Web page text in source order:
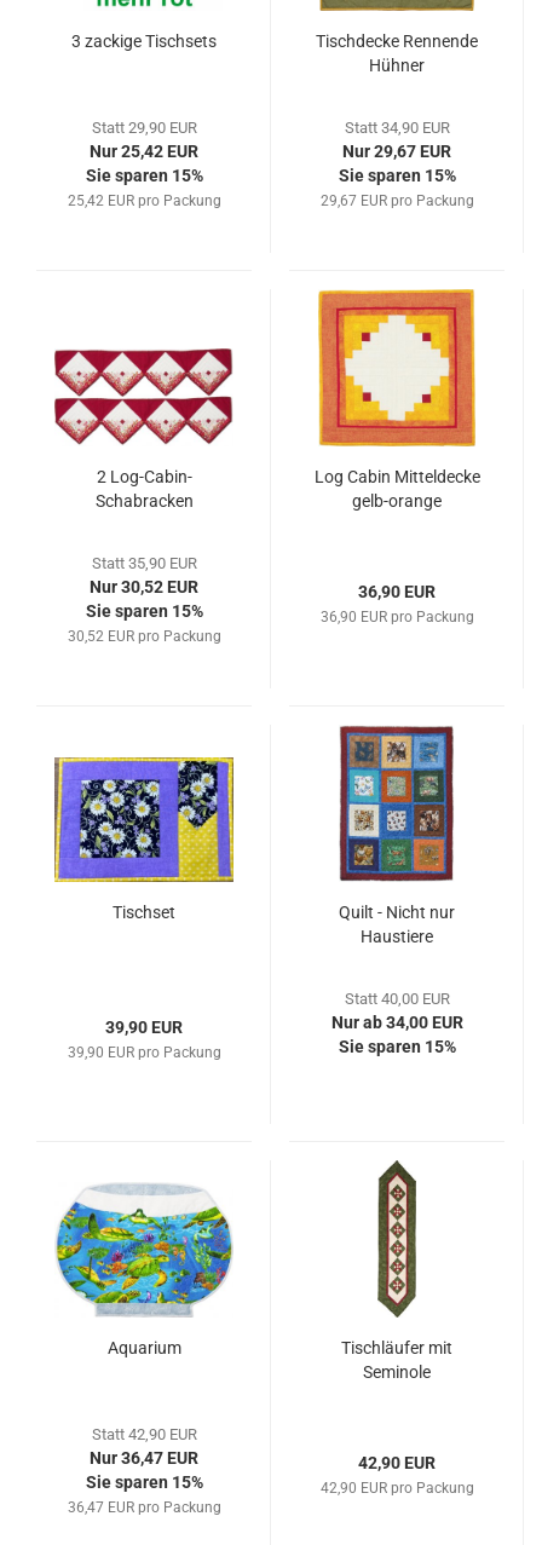
3 zackige Tischsets
Statt 29,90 EUR
Nur 25,42 EUR
Sie sparen 15%
25,42 EUR pro Packung
Tischdecke Rennende
Hühner
Statt 34,90 EUR
Nur 29,67 EUR
Sie sparen 15%
29,67 EUR pro Packung
2 Log-Cabin-
Schabracken
Statt 35,90 EUR
Nur 30,52 EUR
Sie sparen 15%
30,52 EUR pro Packung
Log Cabin Mitteldecke
gelb-orange
36,90 EUR
36,90 EUR pro Packung
Tischset
39,90 EUR
39,90 EUR pro Packung
Quilt - Nicht nur
Haustiere
Statt 40,00 EUR
Nur ab 34,00 EUR
Sie sparen 15%
Aquarium
Statt 42,90 EUR
Nur 36,47 EUR
Sie sparen 15%
36,47 EUR pro Packung
Tischläufer mit
Seminole
42,90 EUR
42,90 EUR pro Packung